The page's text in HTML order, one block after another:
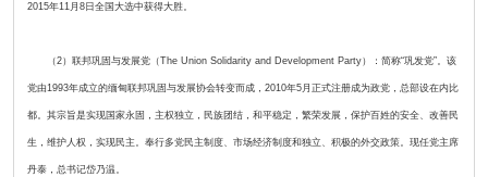
2015年11月8日全国大选中获得大胜。
（2）联邦巩固与发展党（The Union Solidarity and Development Party）：简称“巩发党”。该
党由1993年成立的缅甸联邦巩固与发展协会转变而成，2010年5月正式注册成为政党，总部设在内比
都。其宗旨是实现国家永固，主权独立，民族团结，和平稳定，繁荣发展，保护百姓的安全、改善民
生，维护人权，实现民主。奉行多党民主制度、市场经济制度和独立、积极的外交政策。现任党主席
丹泰，总书记岱乃温。